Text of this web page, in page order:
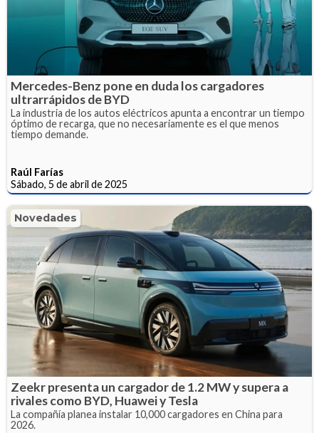
Mercedes-Benz pone en duda los cargadores
ultrarrápidos de BYD
La industria de los autos eléctricos apunta a encontrar un tiempo
óptimo de recarga, que no necesariamente es el que menos
tiempo demande.
Raúl Farías
Sábado, 5 de abril de 2025
Novedades
Zeekr presenta un cargador de 1.2 MW y supera a
rivales como BYD, Huawei y Tesla
La compañía planea instalar 10,000 cargadores en China para
2026.